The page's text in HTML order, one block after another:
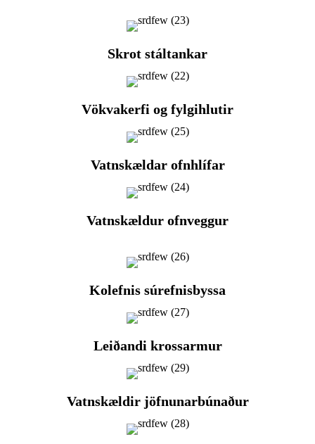
Skrot stáltankar
Vökvakerfi og fylgihlutir
Vatnskældar ofnhlífar
Vatnskældur ofnveggur
Kolefnis súrefnisbyssa
Leiðandi krossarmur
Vatnskældir jöfnunarbúnaður